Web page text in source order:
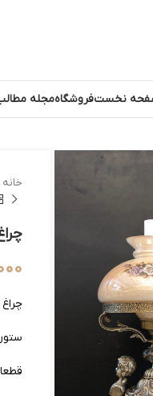
نخستفروشگاهمجله
خانه